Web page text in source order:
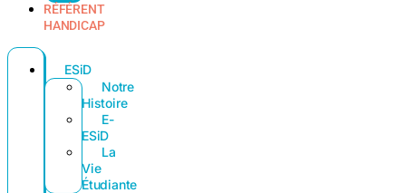
RÉFÉRENT
HANDICAP
ESiD
Notre
Histoire
E-
ESiD
La
Vie
Étudiante